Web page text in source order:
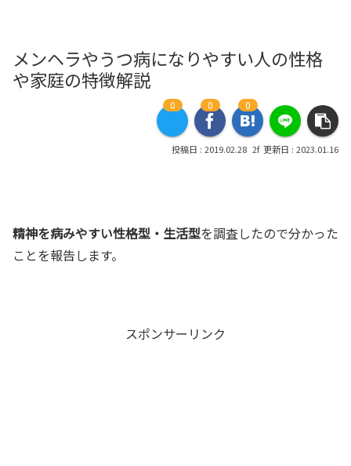
メンヘラやうつ病になりやすい人の性格
や家庭の特徴解説
0 0 0
2019.02.28 2023.01.16
精神を病みやすい性格型・生活型を調査したので分かった
ことを報告します。
スポンサーリンク